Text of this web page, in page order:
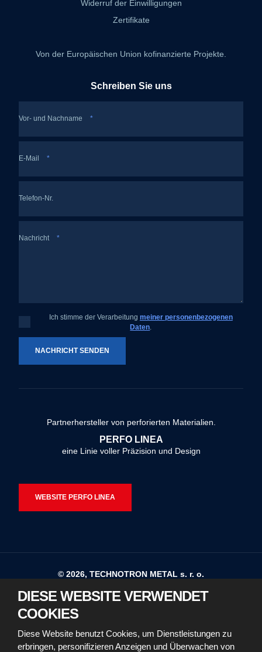
Widerruf der Einwilligungen
Zertifikate
Von der Europäischen Union kofinanzierte Projekte.
Schreiben Sie uns
Vor- und Nachname *
E-Mail *
Telefon-Nr.
Nachricht *
stimme
der
Verarbeitungmeiner
Daten.
Ich stimme der Verarbeitung meiner personenbezogenen
Daten
NACHRICHT SENDEN
nicht
werden
Partnerhersteller von perforierten Materialien.
PERFO LINEA
eine Linie voller Präzision und Design
WEBSITE PERFO LINEA
© 2026, TECHNOTRON METAL s. r. o.
Sitemap Nutzungsbedingungen
Richtlinien für die Verwendung von Cookies
DIESE WEBSITE VERWENDET
COOKIES
Diese Website benutzt Cookies, um Dienstleistungen zu
erbringen, personifizieren Anzeigen und Überwachen von